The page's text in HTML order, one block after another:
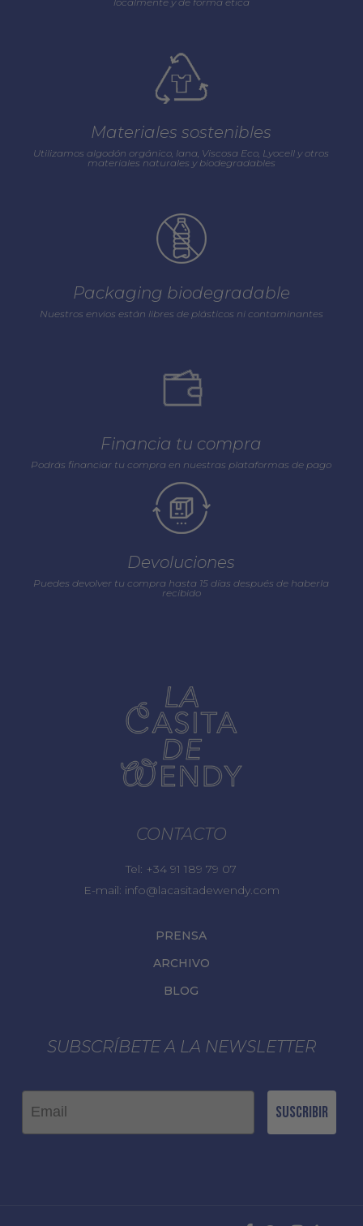
Materiales sostenibles
Utilizamos algodón orgánico, lana, Viscosa Eco, Lyocell y otros
materiales naturales y biodegradables
Packaging biodegradable
Nuestros envios están libres de plásticos ni contaminantes
Financia tu compra
Podrás financiar tu compra en nuestras plataformas de pago
Devoluciones
Puedes devolver tu compra hasta 15 días después de haberla
recibido
CONTACTO
Tel: +34 91 189 79 07
E-mail: info@lacasitadewendy.com
PRENSA
ARCHIVO
BLOG
SUBSCRÍBETE A LA NEWSLETTER
Email
Suscribir